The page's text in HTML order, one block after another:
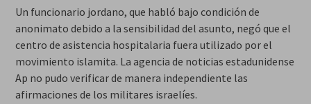
Un funcionario jordano, que habló bajo condición de
anonimato debido a la sensibilidad del asunto, negó que el
centro de asistencia hospitalaria fuera utilizado por el
movimiento islamita. La agencia de noticias estadunidense
Ap no pudo verificar de manera independiente las
afirmaciones de los militares israelíes.